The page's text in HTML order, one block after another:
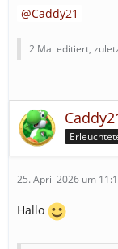
Caddy21
2 Mal editiert,
25. April 2026 um
Hallo